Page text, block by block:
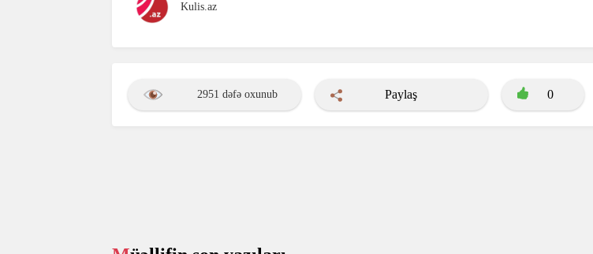
Kulis.az
2951 dəfə oxunub Paylaş 0